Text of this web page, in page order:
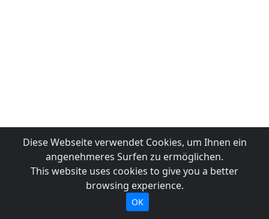
Diese Webseite verwendet Cookies, um Ihnen ein
angenehmeres Surfen zu ermöglichen.
This website uses cookies to give you a better
browsing experience.
OK